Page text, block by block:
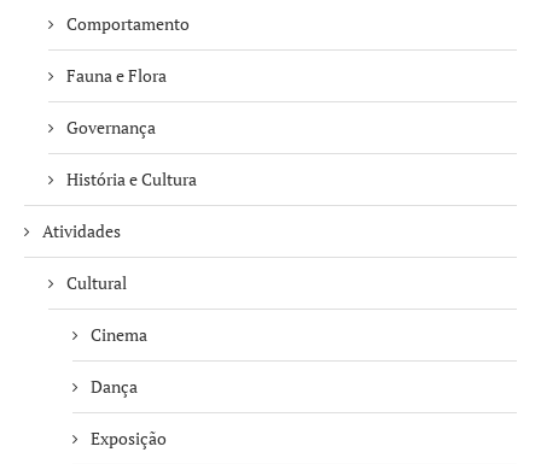
Comportamento
Fauna e Flora
Governança
História e Cultura
Atividades
Cultural
Cinema
Dança
Exposição